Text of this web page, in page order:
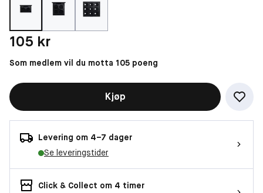
Pris: 105 kr
105 kr
Som medlem vil du motta 105 poeng
Kjøp
Levering om 4–7 dager
Se leveringstider
Click & Collect om 4 timer